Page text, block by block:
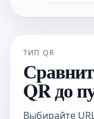
ТИП QR
QR до
Выбирайте